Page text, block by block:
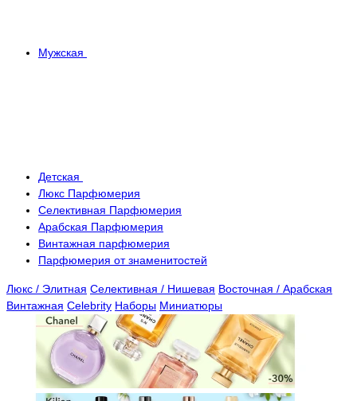
Мужская
Детская
Люкс Парфюмерия
Селективная Парфюмерия
Арабская Парфюмерия
Винтажная парфюмерия
Парфюмерия от знаменитостей
Люкс / Элитная Селективная / Нишевая Восточная / Арабская
Винтажная Celebrity Наборы Миниатюры